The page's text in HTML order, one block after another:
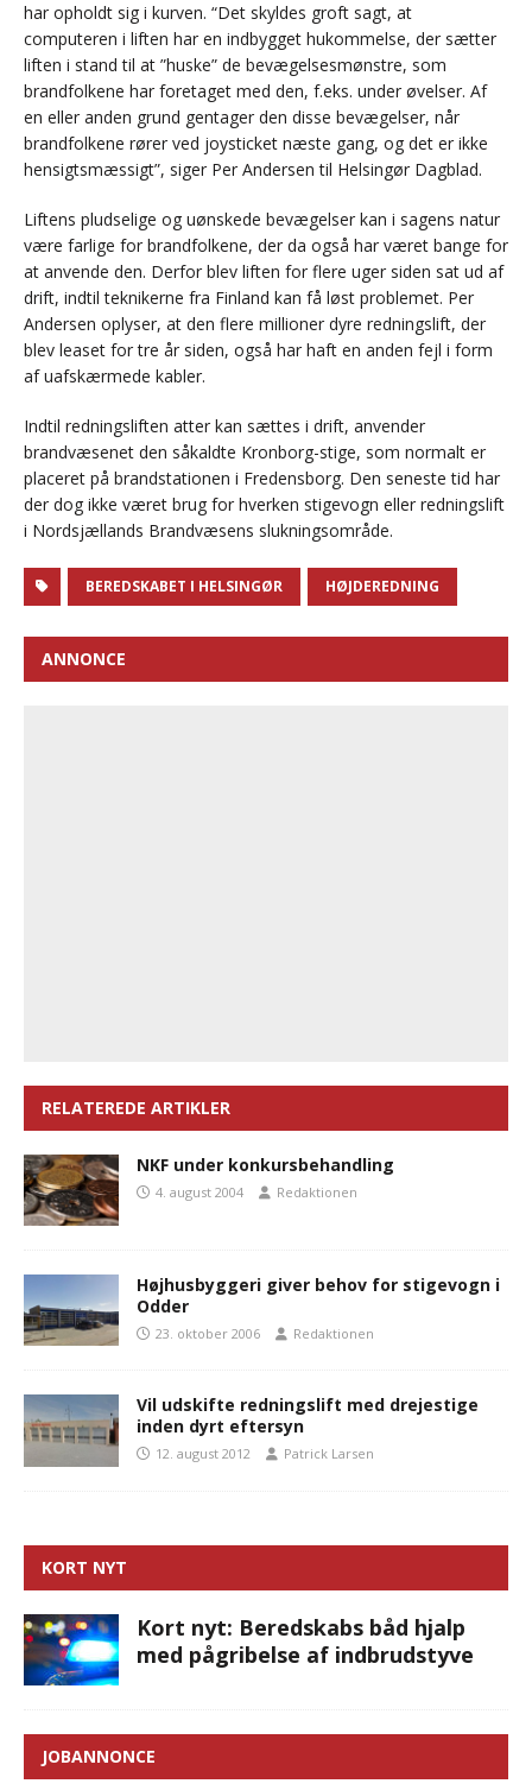
har opholdt sig i kurven. “Det skyldes groft sagt, at
computeren i liften har en indbygget hukommelse, der sætter
liften i stand til at ”huske” de bevægelsesmønstre, som
brandfolkene har foretaget med den, f.eks. under øvelser. Af
en eller anden grund gentager den disse bevægelser, når
brandfolkene rører ved joysticket næste gang, og det er ikke
hensigtsmæssigt”, siger Per Andersen til Helsingør Dagblad.
Liftens pludselige og uønskede bevægelser kan i sagens natur
være farlige for brandfolkene, der da også har været bange for
at anvende den. Derfor blev liften for flere uger siden sat ud af
drift, indtil teknikerne fra Finland kan få løst problemet. Per
Andersen oplyser, at den flere millioner dyre redningslift, der
blev leaset for tre år siden, også har haft en anden fejl i form
af uafskærmede kabler.
Indtil redningsliften atter kan sættes i drift, anvender
brandvæsenet den såkaldte Kronborg-stige, som normalt er
placeret på brandstationen i Fredensborg. Den seneste tid har
der dog ikke været brug for hverken stigevogn eller redningslift
i Nordsjællands Brandvæsens slukningsområde.
BEREDSKABET I HELSINGØR HØJDEREDNING
ANNONCE
RELATEREDE ARTIKLER
NKF under konkursbehandling
4. august 2004 Redaktionen
Højhusbyggeri giver behov for stigevogn i
Odder
23. oktober 2006 Redaktionen
Vil udskifte redningslift med drejestige
inden dyrt eftersyn
12. august 2012 Patrick Larsen
KORT NYT
Kort nyt: Beredskabs båd hjalp
med pågribelse af indbrudstyve
JOBANNONCE